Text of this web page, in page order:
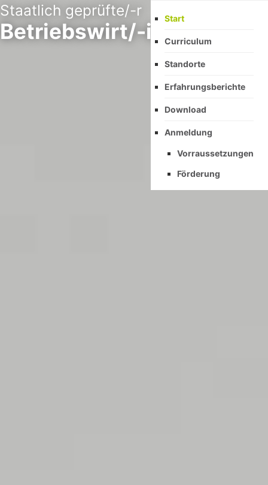
Zum
Inhalt
springen
Staatlich geprüfte/-r
Betriebswirt/-in
Start
Curriculum
Standorte
Erfahrungsberichte
Download
Anmeldung
Vorraussetzungen
Förderung